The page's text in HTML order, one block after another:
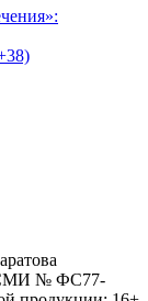
СМИ № ФС77-